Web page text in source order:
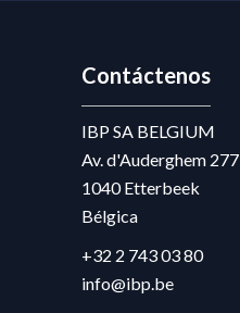
Contáctenos
IBP SA BELGIUM
Av. d'Auderghem 277
1040Etterbeek
Bélgica
+32 2 743 03 80
info@ibp.be